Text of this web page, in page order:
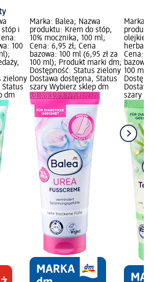
i
100
zielony
Status
dm
Marka: Balea; Nazwa
produktu: Krem do stóp,
10% mocznika, 100 ml;
Cena: 6,95 zł; Cena
bazowa: 100 ml (6,95 zł za
100 ml); Produkt marki dm;
Dostępność: Status zielony
Dostawa dostępna, Status
szary Wybierz sklep dm
Marka:
olejkiem
Cena:
bazowa:
100 ml);
szary